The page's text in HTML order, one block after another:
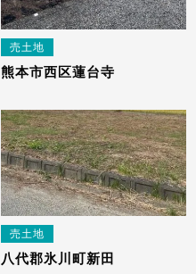
売土地
熊本市西区蓮台寺
売土地
八代郡氷川町新田